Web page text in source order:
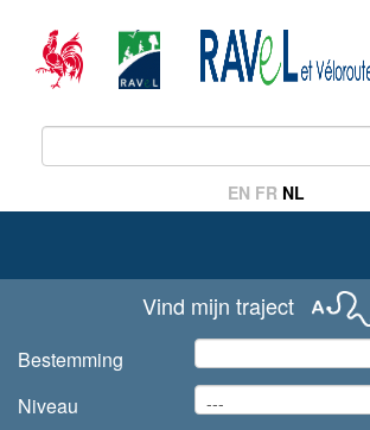
EN FR NL
Vind mijn traject
Bestemming
Niveau